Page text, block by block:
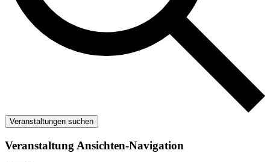
Veranstaltungen suchen
Veranstaltung Ansichten-Navigation